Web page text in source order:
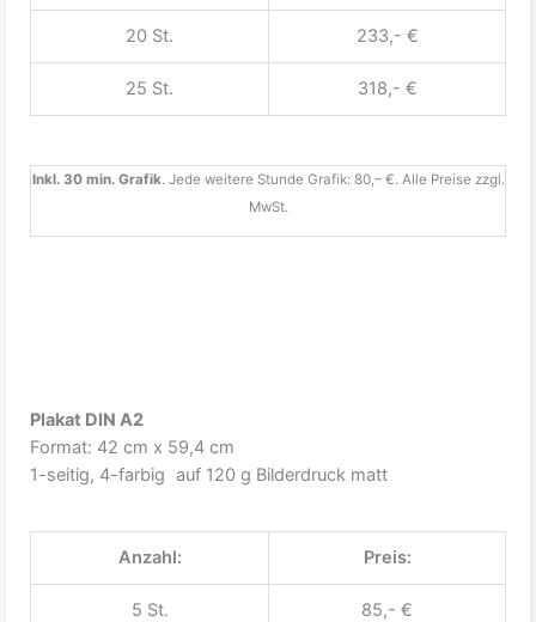
20 St. 233,- €
25 St. 318,- €
Inkl. 30 min. Grafik. Jede weitere Stunde Grafik: 80,– €. Alle Preise zzgl.
MwSt.
Plakat DIN A2
Format: 42 cm x 59,4 cm
1-seitig, 4-farbig auf 120 g Bilderdruck matt
Anzahl: Preis:
5 St. 85,- €